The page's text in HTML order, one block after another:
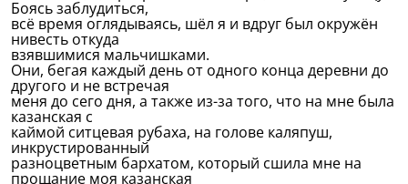
Боясь заблудиться,
всё время оглядываясь, шёл я и вдруг был окружён
нивесть откуда
взявшимися мальчишками.
Они, бегая каждый день от одного конца деревни до
другого и не встречая
меня до сего дня, а также из-за того, что на мне была
казанская с
каймой ситцевая рубаха, на голове каляпуш,
инкрустированный
разноцветным бархатом, который сшила мне на
прощание моя казанская